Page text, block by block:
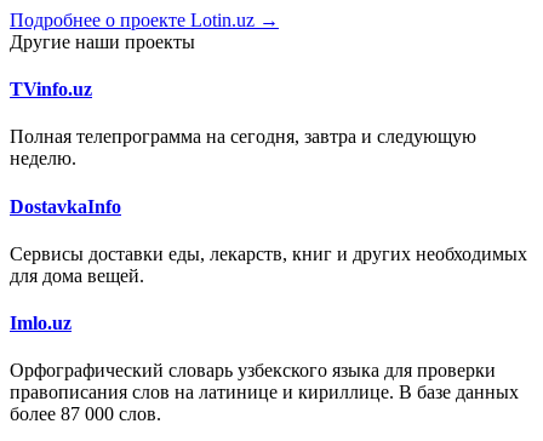
Подробнее о проекте Lotin.uz →
Другие наши проекты
TVinfo.uz
Полная телепрограмма на сегодня, завтра и следующую
неделю.
DostavkaInfo
Сервисы доставки еды, лекарств, книг и других необходимых
для дома вещей.
Imlo.uz
Орфографический словарь узбекского языка для проверки
правописания слов на латинице и кириллице. В базе данных
более 87 000 слов.